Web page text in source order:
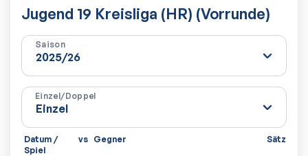
Jugend 19 Kreisliga (HR) (Vorrunde)
Saison
Einzel/Doppel
Datum /
Spiel
vs Gegner Sätze